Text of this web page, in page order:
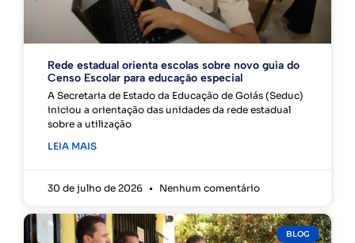
Rede estadual orienta escolas sobre novo guia do
Censo Escolar para educação especial
A Secretaria de Estado da Educação de Goiás (Seduc)
iniciou a orientação das unidades da rede estadual
sobre a utilização
LEIA MAIS
30 de julho de 2026 Nenhum comentário
BLOG